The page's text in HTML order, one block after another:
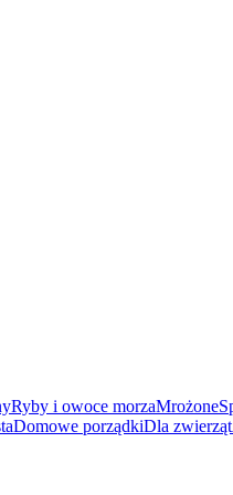
Ryby i owoce morzaMrożone
Domowe porządkiDla zwierząt